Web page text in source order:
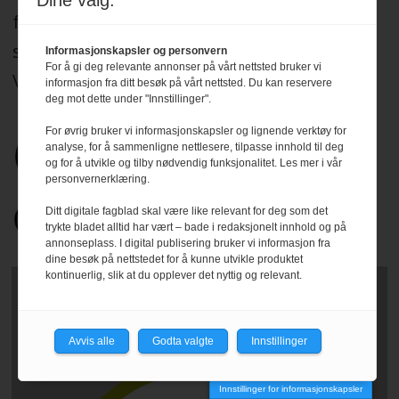
for sitt arbeid de etiske normer og plikter
som er formulert i Norsk Presseforbunds
Vær Varsom-plakat.Les mer.
Innstillinger for informasjonskapsler
Informasjonskapsler og personvern
For å gi deg relevante annonser på vårt nettsted bruker vi
informasjon fra ditt besøk på vårt nettsted. Du kan reservere
deg mot dette under "Innstillinger".
For øvrig bruker vi informasjonskapsler og lignende verktøy for
analyse, for å sammenligne nettlesere, tilpasse innhold til deg
og for å utvikle og tilby nødvendig funksjonalitet. Les mer i vår
personvernerklæring.
Ditt digitale fagblad skal være like relevant for deg som det
trykte bladet alltid har vært – bade i redaksjonelt innhold og på
annonseplass. I digital publisering bruker vi informasjon fra
dine besøk på nettstedet for å kunne utvikle produktet
kontinuerlig, slik at du opplever det nyttig og relevant.
Avvis alle Godta valgte Innstillinger